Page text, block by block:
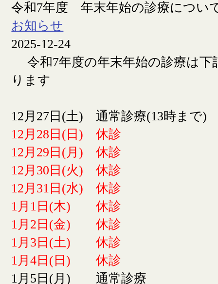
令和7年度 年末年始の診療につい
お知らせ
2025-12-24
令和7年度の年末年始の診療は下
ります
12月27日(土) 通常診療(13時まで)
12月28日(日) 休診
12月29日(月) 休診
12月30日(火) 休診
12月31日(水) 休診
1月1日(木) 休診
1月2日(金) 休診
1月3日(土) 休診
1月4日(日) 休診
1月5日(月) 通常診療